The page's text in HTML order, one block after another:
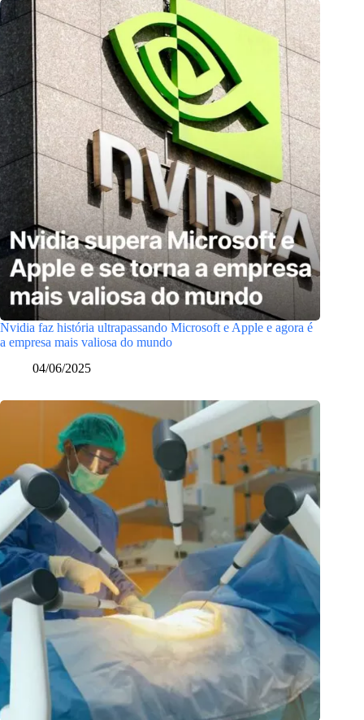
Nvidia faz história ultrapassando Microsoft e Apple e agora é
a empresa mais valiosa do mundo
04/06/2025